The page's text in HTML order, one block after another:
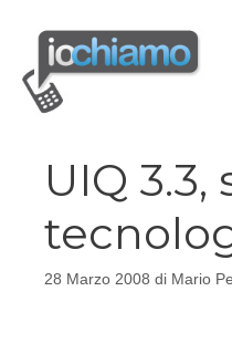
contenuto
UIQ
28 Marzo 2008 di Mario